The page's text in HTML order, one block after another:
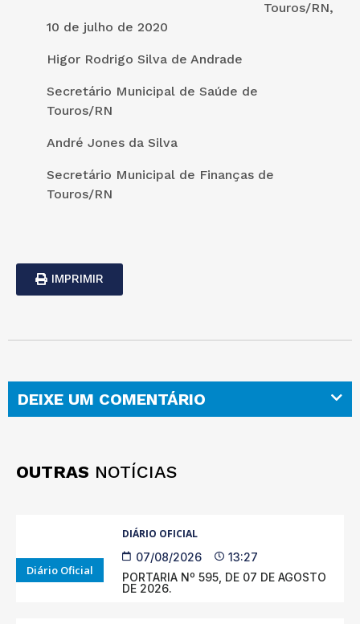
Touros/RN,
10 de julho de 2020
Higor Rodrigo Silva de Andrade
Secretário Municipal de Saúde de
Touros/RN
André Jones da Silva
Secretário Municipal de Finanças de
Touros/RN
IMPRIMIR
DEIXE UM COMENTÁRIO
OUTRAS NOTÍCIAS
Diário Oficial
DIÁRIO OFICIAL
07/08/2026
13:27
PORTARIA Nº 595, DE 07 DE AGOSTO
DE 2026.